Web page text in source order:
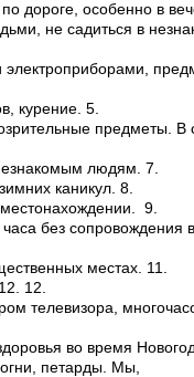
дороге, особенно в
не садиться в
курение. 5.
предметы.
людям. 7.
каникул. 8.
9.
без сопровождения
местах. 11.
12.
телевизора,
во время
огни, петарды. Мы,